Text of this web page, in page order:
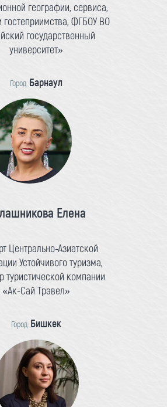
географии, сервиса,
гостеприимства, ФГБОУ ВО
государственный
университет»
Город: Барнаул
Елена
Центрально-Азиатской
Устойчивого туризма,
туристической компании
«Ак-Сай Трэвел»
Город: Бишкек